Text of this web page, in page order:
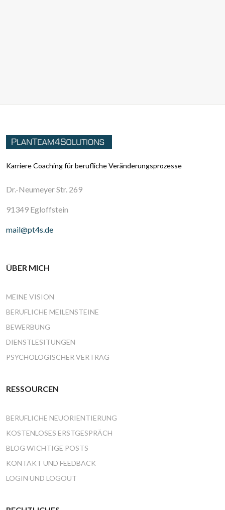
Karriere Coaching für berufliche Veränderungsprozesse
Dr.-Neumeyer Str. 269
91349 Egloffstein
mail@pt4s.de
ÜBER MICH
MEINE VISION
BERUFLICHE MEILENSTEINE
BEWERBUNG
DIENSTLESITUNGEN
PSYCHOLOGISCHER VERTRAG
RESSOURCEN
BERUFLICHE NEUORIENTIERUNG
KOSTENLOSES ERSTGESPRÄCH
BLOG WICHTIGE POSTS
KONTAKT UND FEEDBACK
LOGIN UND LOGOUT